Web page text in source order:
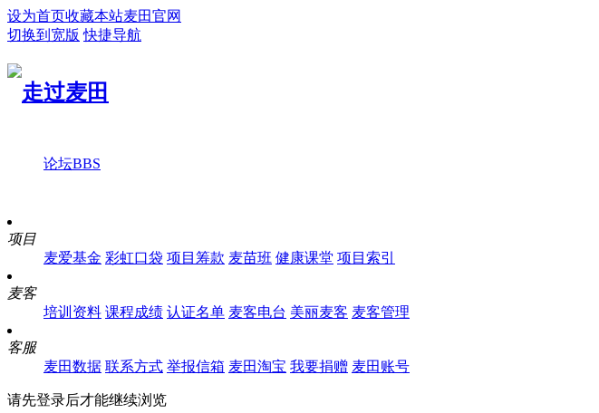
设为首页收藏本站麦田官网
切换到宽版 快捷导航
论坛BBS
项目
麦爱基金 彩虹口袋 项目筹款 麦苗班 健康课堂 项目索引
麦客
培训资料 课程成绩 认证名单 麦客电台 美丽麦客 麦客管理
客服
麦田数据 联系方式 举报信箱 麦田淘宝 我要捐赠 麦田账号
请先登录后才能继续浏览